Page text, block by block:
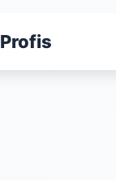
Profis